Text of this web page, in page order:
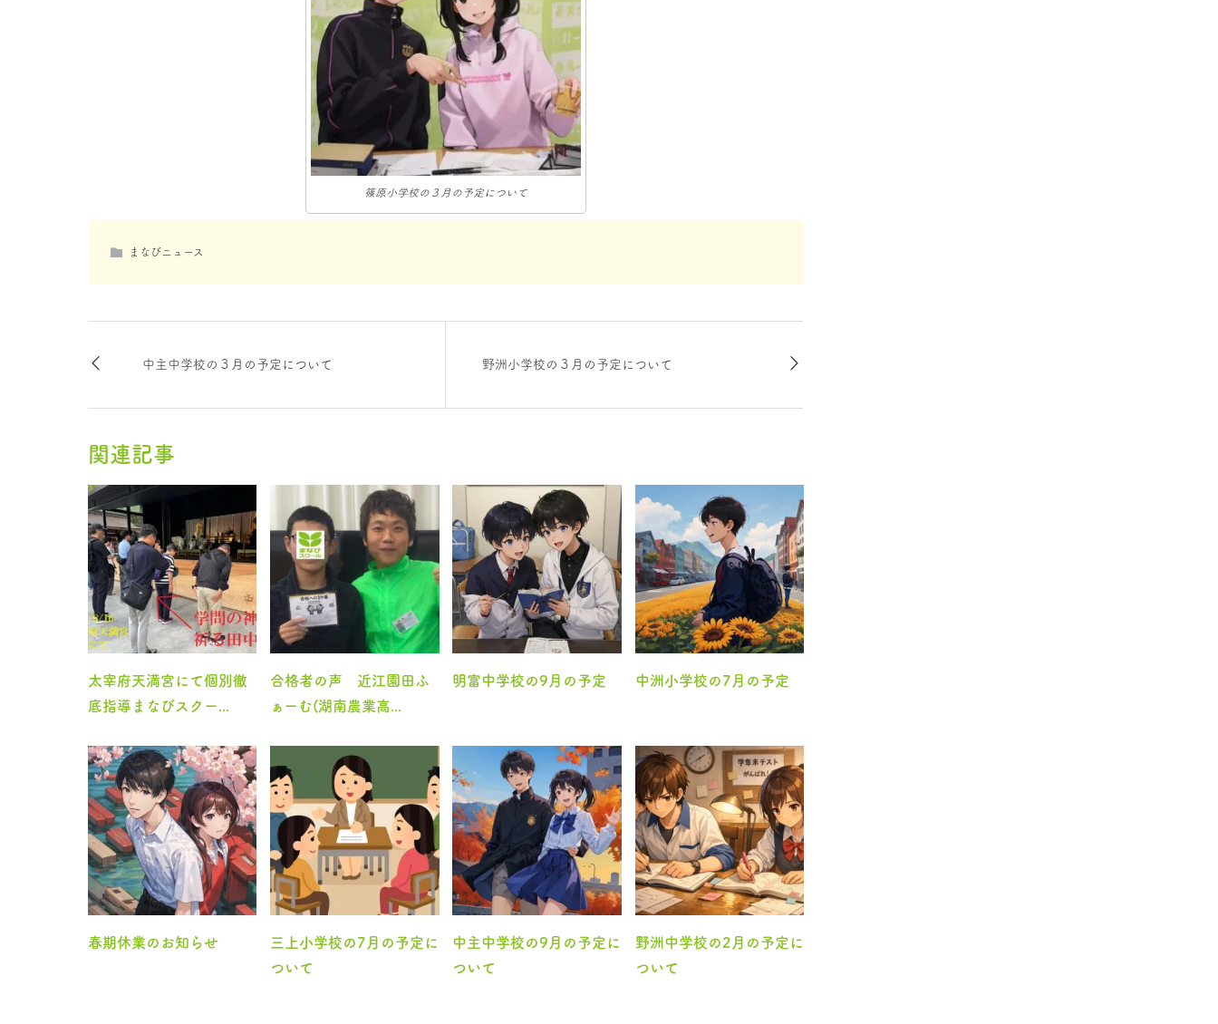
篠原小学校の３月の予定について
まなびニュース
中主中学校の３月の予定について 野洲小学校の３月の予定について
関連記事
太宰府天満宮にて個別徹
底指導まなびスクー...
合格者の声 近江園田ふ
ぁーむ(湖南農業高...
明富中学校の9月の予定 中洲小学校の7月の予定
春期休業のお知らせ
三上小学校の7月の予定に
ついて
中主中学校の9月の予定に
ついて
野洲中学校の2月の予定に
ついて